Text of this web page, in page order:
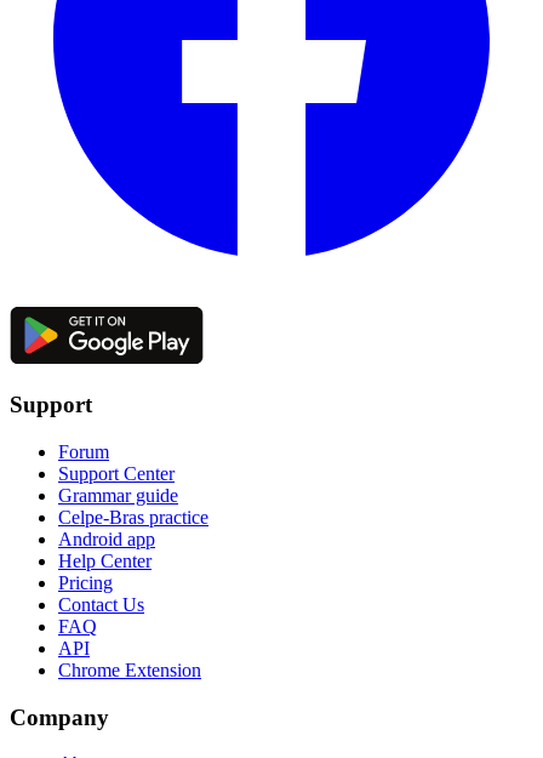
Support
Forum
Support Center
Grammar guide
Celpe-Bras practice
Android app
Help Center
Pricing
Contact Us
FAQ
API
Chrome Extension
Company